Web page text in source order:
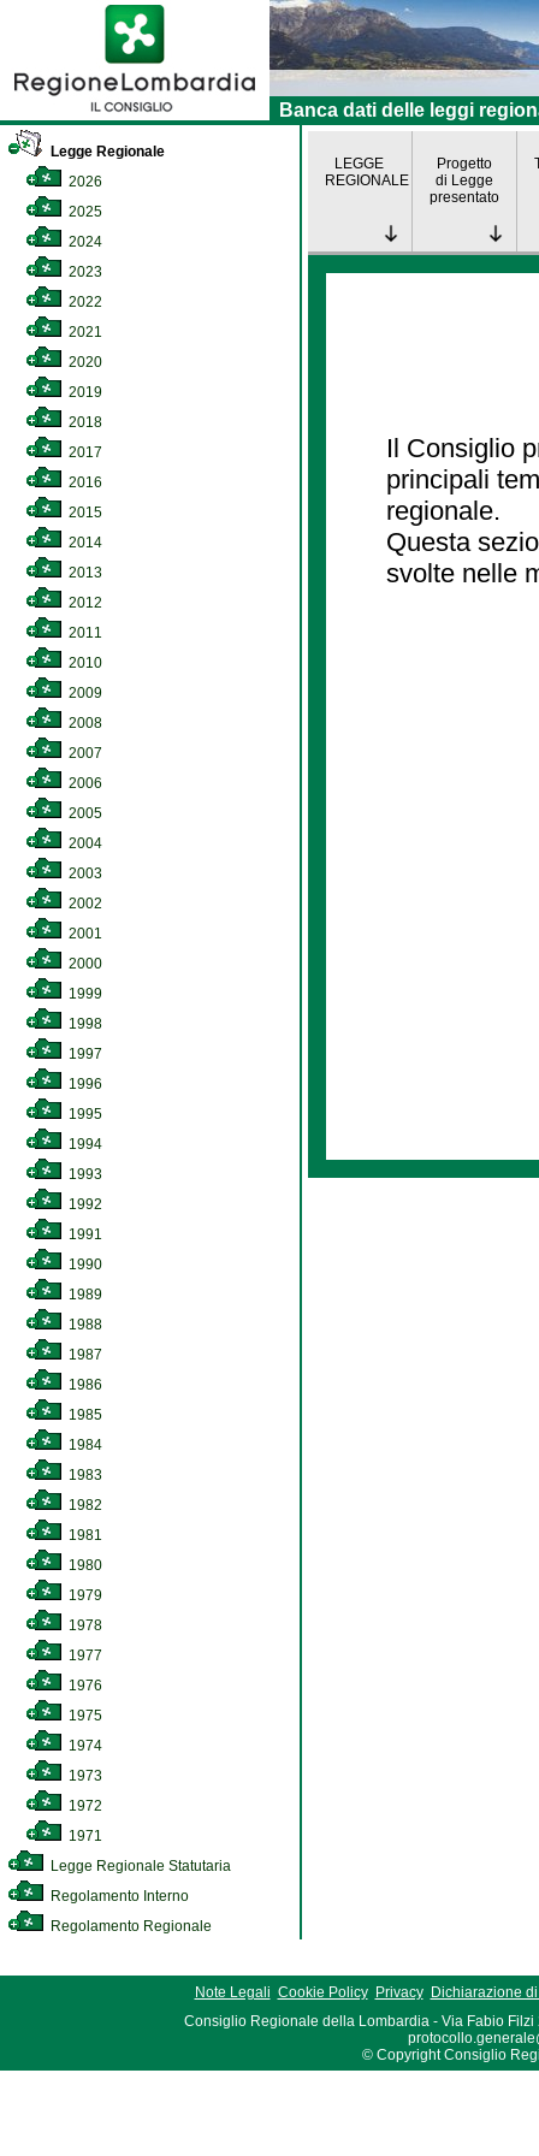
Banca dati delle leggi
Legge Regionale
2026
2025
2024
2023
2022
2021
2020
2019
2018
2017
2016
2015
2014
2013
2012
2011
2010
2009
2008
2007
2006
2005
2004
2003
2002
2001
2000
1999
1998
1997
1996
1995
1994
1993
1992
1991
1990
1989
1988
1987
1986
1985
1984
1983
1982
1981
1980
1979
1978
1977
1976
1975
1974
1973
1972
1971
Legge Regionale Statutaria
Regolamento Interno
Regolamento Regionale
LEGGE
REGIONALE
Progetto
di Legge
presentato
Il Consiglio
principali
regionale.
Questa
svolte nelle
Note Legali Cookie Policy Privacy
Dichiarazione
Consiglio Regionale della Lombardia - Via Fabio Filzi
© Copyright Consiglio